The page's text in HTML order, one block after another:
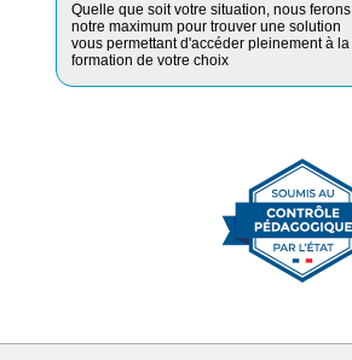
Quelle que soit votre situation, nous ferons
notre maximum pour trouver une solution
vous permettant d'accéder pleinement à la
formation de votre choix